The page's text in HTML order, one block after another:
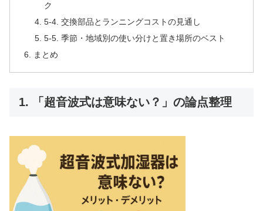
ク
5-4. 交換部品とランニングコストの見通し
5-5. 季節・地域別の使い分けと置き場所のベスト
まとめ
1. 「超音波式は意味ない？」の論点整理